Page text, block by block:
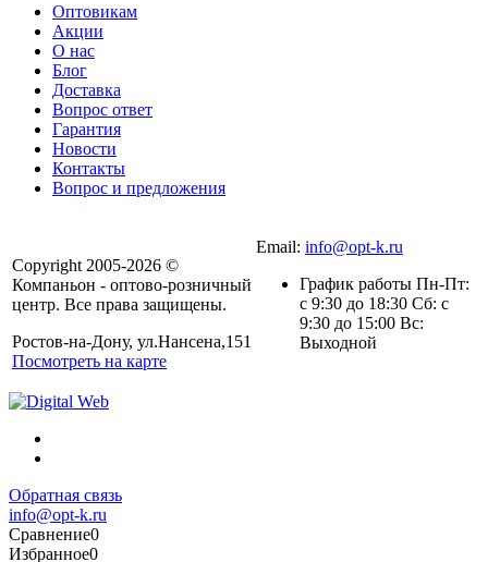
Оптовикам
Акции
О нас
Блог
Доставка
Вопрос ответ
Гарантия
Новости
Контакты
Вопрос и предложения
Copyright 2005-2026 ©
Компаньон - оптово-розничный
центр. Все права защищены.
Ростов-на-Дону, ул.Нансена,151
Посмотреть на карте
Email: info@opt-k.ru
График работы Пн-Пт:
с 9:30 до 18:30 Сб: с
9:30 до 15:00 Вс:
Выходной
Обратная связь
info@opt-k.ru
Сравнение0
Избранное0